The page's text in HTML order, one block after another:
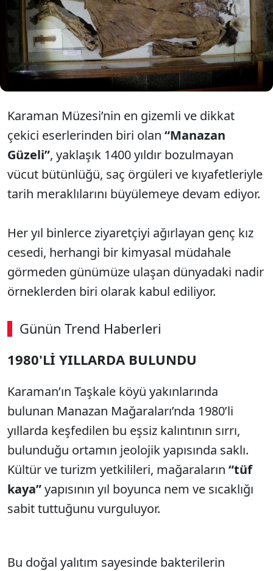
cesedi hiç bozulmadan mağarada
bulunan 'Manazan Güzeli'nin sırrı
ortaya çıktı.
Karaman Müzesi’nin en gizemli ve dikkat
çekici eserlerinden biri olan “Manazan
Güzeli”, yaklaşık 1400 yıldır bozulmayan
vücut bütünlüğü, saç örgüleri ve kıyafetleriyle
tarih meraklılarını büyülemeye devam ediyor.
Her yıl binlerce ziyaretçiyi ağırlayan genç kız
cesedi, herhangi bir kimyasal müdahale
görmeden günümüze ulaşan dünyadaki nadir
örneklerden biri olarak kabul ediliyor.
Günün Trend Haberleri
00:02 / 08:43
1980'Lİ YILLARDA BULUNDU
Karaman’ın Taşkale köyü yakınlarında
bulunan Manazan Mağaraları’nda 1980’li
yıllarda keşfedilen bu eşsiz kalıntının sırrı,
bulunduğu ortamın jeolojik yapısında saklı.
Kültür ve turizm yetkilileri, mağaraların “tüf
kaya”yapısının yıl boyunca nem ve sıcaklığı
sabit tuttuğunu vurguluyor.
Bu doğal yalıtım sayesinde bakterilerin